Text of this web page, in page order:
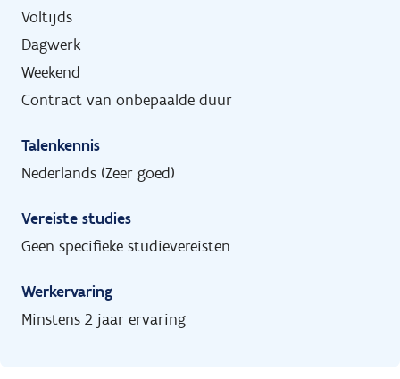
Voltijds
Dagwerk
Weekend
Contract van onbepaalde duur
Talenkennis
Nederlands (Zeer goed)
Vereiste studies
Geen specifieke studievereisten
Werkervaring
Minstens 2 jaar ervaring